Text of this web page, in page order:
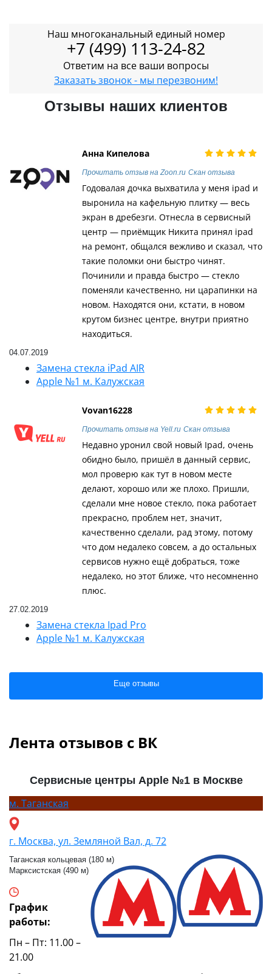
Наш многоканальный единый номер
+7 (499) 113-24-82
Ответим на все ваши вопросы
Заказать звонок - мы перезвоним!
Отзывы наших клиентов
Анна Кипелова
Прочитать отзыв на Zoon.ru Скан отзыва
Годовалая дочка выхватила у меня ipad и
выронила на кафельную плитку — весь
экран в дребезги. Отнесла в сервисный
центр — приёмщик Никита принял ipad
на ремонт, общался вежливо и сказал, что
такие поломки они быстро чинят.
Починили и правда быстро — стекло
поменяли качественно, ни царапинки на
новом. Находятся они, кстати, в новом
крутом бизнес центре, внутри приятно
находиться.
04.07.2019
Замена стекла iPad AIR
Apple №1 м. Калужская
Vovan16228
Прочитать отзыв на Yell.ru Скан отзыва
Недавно уронил свой новый Ipad, очень
обидно было, пришёл в данный сервис,
мол проверю как тут в новом месте
делают, хорошо или же плохо. Пришли,
сделали мне новое стекло, пока работает
прекрасно, проблем нет, значит,
качественно сделали, рад этому, потому
что дом недалеко совсем, а до остальных
сервисов нужно ещё добраться, тоже
недалеко, но этот ближе, что несомненно
плюс.
27.02.2019
Замена стекла Ipad Pro
Apple №1 м. Калужская
Еще отзывы
Лента отзывов с ВК
Сервисные центры Apple №1 в Москве
м. Таганская
г. Москва, ул. Земляной Вал, д. 72
Таганская кольцевая (180 м)
Марксистская (490 м)
График
работы:
Пн – Пт: 11.00 –
21.00